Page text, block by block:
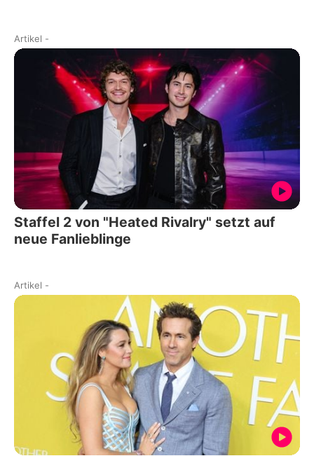
Artikel -
Staffel 2 von "Heated Rivalry" setzt auf
neue Fanlieblinge
Artikel -